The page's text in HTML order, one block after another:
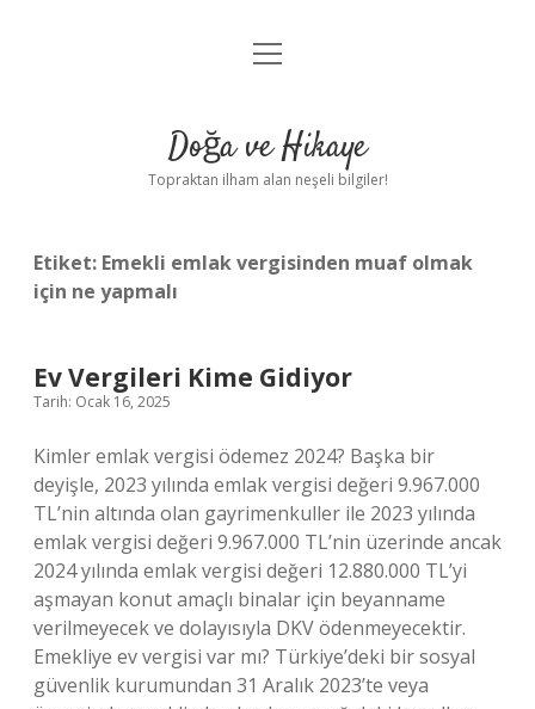
Anasayfa
Yasal Uyarı
menüyü
Doğa ve Hikaye
Topraktan ilham alan neşeli bilgiler!
Etiket: Emekli emlak vergisinden muaf olmak
için ne yapmalı
Ev Vergileri Kime Gidiyor
Tarih: Ocak 16, 2025
Kimler emlak vergisi ödemez 2024? Başka bir
deyişle, 2023 yılında emlak vergisi değeri 9.967.000
TL’nin altında olan gayrimenkuller ile 2023 yılında
emlak vergisi değeri 9.967.000 TL’nin üzerinde ancak
2024 yılında emlak vergisi değeri 12.880.000 TL’yi
aşmayan konut amaçlı binalar için beyanname
verilmeyecek ve dolayısıyla DKV ödenmeyecektir.
Emekliye ev vergisi var mı? Türkiye’deki bir sosyal
güvenlik kurumundan 31 Aralık 2023’te veya